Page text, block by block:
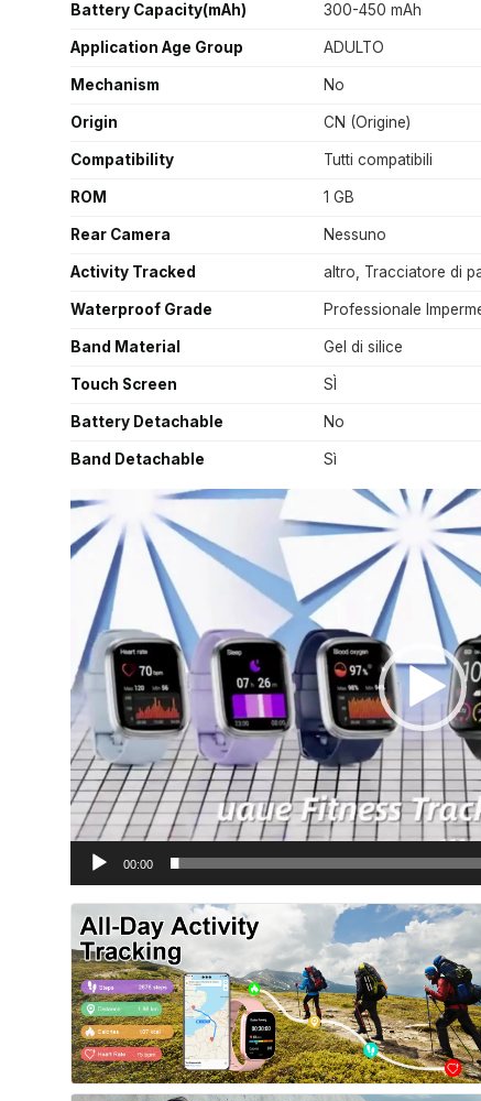
Battery Capacity(mAh) 300-450 mAh
Application Age Group ADULTO
Mechanism No
Origin CN (Origine)
Compatibility Tutti compatibili
ROM 1 GB
Rear Camera Nessuno
Activity Tracked altro, Tracciatore di
Waterproof Grade Professionale
Band Material Gel di silice
Touch Screen SÌ
Battery Detachable No
Band Detachable Sì
Video
Player
00:00